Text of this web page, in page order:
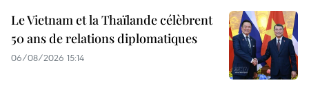
Le Vietnam et la Thaïlande célèbrent
50 ans de relations diplomatiques
06/08/2026 15:14